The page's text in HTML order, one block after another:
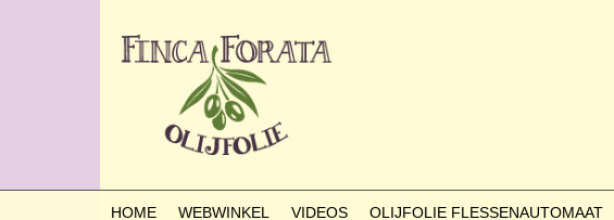
HOME WEBWINKEL VIDEOS OLIJFOLIE FLESSENAUTOMAAT